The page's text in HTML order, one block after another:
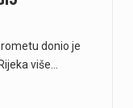
donio je
više…